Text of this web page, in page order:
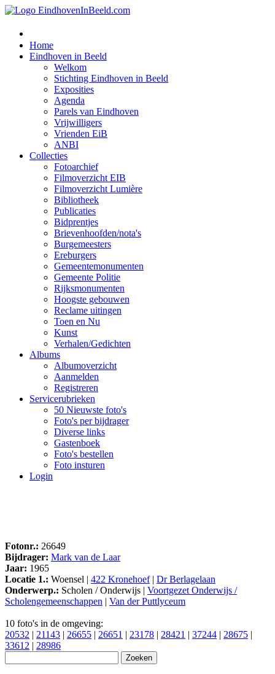
Home
Eindhoven in Beeld
Welkom
Stichting Eindhoven in Beeld
Exposities
Agenda
Parels van Eindhoven
Vrijwilligers
Vrienden EiB
ANBI
Collecties
Fotoarchief
Filmoverzicht EIB
Filmoverzicht Lumière
Bibliotheek
Publicaties
Bidprentjes
Brievenhoofden/nota's
Burgemeesters
Ereburgers
Gemeentemonumenten
Gemeente Politie
Rijksmonumenten
Hoogste gebouwen
Reclame uitingen
Toen en Nu
Kunst
Verhalen/Gedichten
Albums
Albumoverzicht
Aanmelden
Registreren
Servicerubrieken
50 Nieuwste foto's
Foto's per bijdrager
Diverse links
Gastenboek
Foto's bestellen
Foto insturen
Login
Fotonr.: 26649
Bijdrager: Mark van de Laar
Jaar: 1965
Locatie 1.: Woensel | 422 Kronehoef| Dr Berlagelaan
Onderwerp.: Scholen / Onderwijs | Voortgezet Onderwijs /
Scholengemeenschappen | Van der Puttlyceum
10 foto's in de omgeving:
20532 | 21143 | 26655 | 26651 | 23178 | 28421 | 37244 | 28675 |
33612 | 28986